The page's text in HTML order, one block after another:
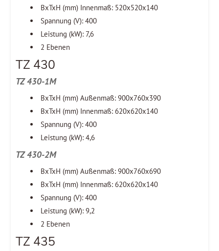
BxTxH (mm) Innenmaß: 520x520x140
Spannung (V): 400
Leistung (kW): 7,6
2 Ebenen
TZ 430
TZ 430-1M
BxTxH (mm) Außenmaß: 900x760x390
BxTxH (mm) Innenmaß: 620x620x140
Spannung (V): 400
Leistung (kW): 4,6
TZ 430-2M
BxTxH (mm) Außenmaß: 900x760x690
BxTxH (mm) Innenmaß: 620x620x140
Spannung (V): 400
Leistung (kW): 9,2
2 Ebenen
TZ 435